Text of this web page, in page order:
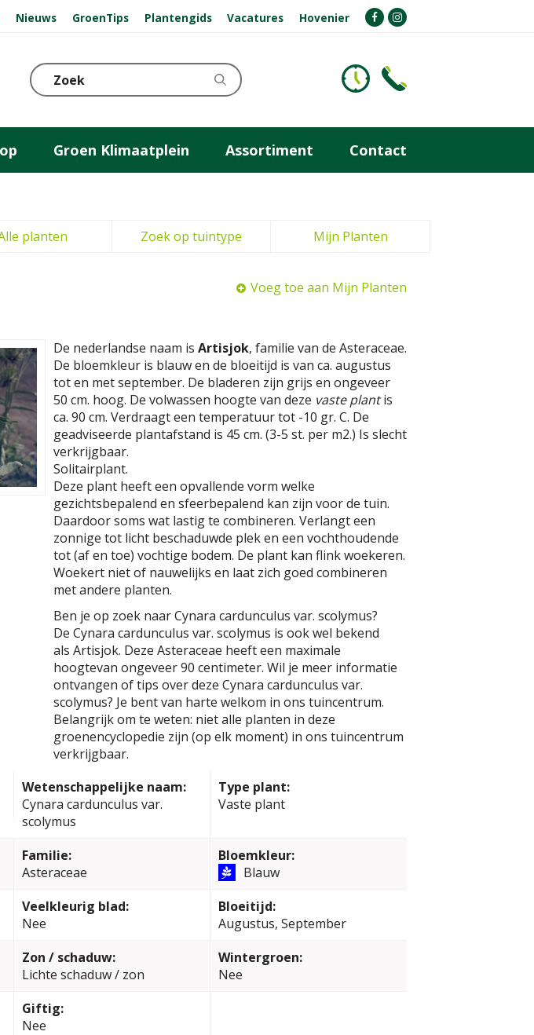
Nieuws GroenTips Plantengids Vacatures Hovenier
Groen Klimaatplein Assortiment Contact
planten Zoek op tuintype Mijn Planten
Voeg toe aan Mijn Planten
De nederlandse naam is Artisjok, familie van de Asteraceae.
De bloemkleur is blauw en de bloeitijd is van ca. augustus
tot en met september. De bladeren zijn grijs en ongeveer
50 cm. hoog. De volwassen hoogte van deze vaste plantis
ca. 90 cm. Verdraagt een temperatuur tot -10 gr. C. De
geadviseerde plantafstand is 45 cm. (3-5 st. per m2.) Is slecht
verkrijgbaar.
Solitairplant.
Deze plant heeft een opvallende vorm welke
gezichtsbepalend en sfeerbepalend kan zijn voor de tuin.
Daardoor soms wat lastig te combineren. Verlangt een
zonnige tot licht beschaduwde plek en een vochthoudende
tot (af en toe) vochtige bodem. De plant kan flink woekeren.
Woekert niet of nauwelijks en laat zich goed combineren
met andere planten.
Ben je op zoek naar Cynara cardunculus var. scolymus?
De Cynara cardunculus var. scolymus is ook wel bekend
als Artisjok. Deze Asteraceae heeft een maximale
hoogtevan ongeveer 90 centimeter. Wil je meer informatie
ontvangen of tips over deze Cynara cardunculus var.
scolymus? Je bent van harte welkom in ons tuincentrum.
Belangrijk om te weten: niet alle planten in deze
groenencyclopedie zijn (op elk moment) in ons tuincentrum
verkrijgbaar.
Wetenschappelijke naam:
Cynara cardunculus var.
scolymus
Type plant:
Vaste plant
Familie:
Asteraceae
Bloemkleur:
Blauw
Veelkleurig blad:
Nee
Bloeitijd:
Augustus, September
Zon / schaduw:
Lichte schaduw / zon
Wintergroen:
Nee
Giftig:
Nee